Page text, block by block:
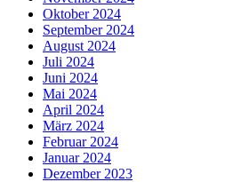
Oktober 2024
September 2024
August 2024
Juli 2024
Juni 2024
Mai 2024
April 2024
März 2024
Februar 2024
Januar 2024
Dezember 2023